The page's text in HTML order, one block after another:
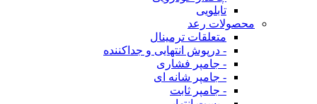
تابلویی
محصولات رعد
متعلقات ترمینال
- درپوش انتهایی و جداکننده
- جامپر فشاری
- جامپر شانه ای
- جامپر ثابت